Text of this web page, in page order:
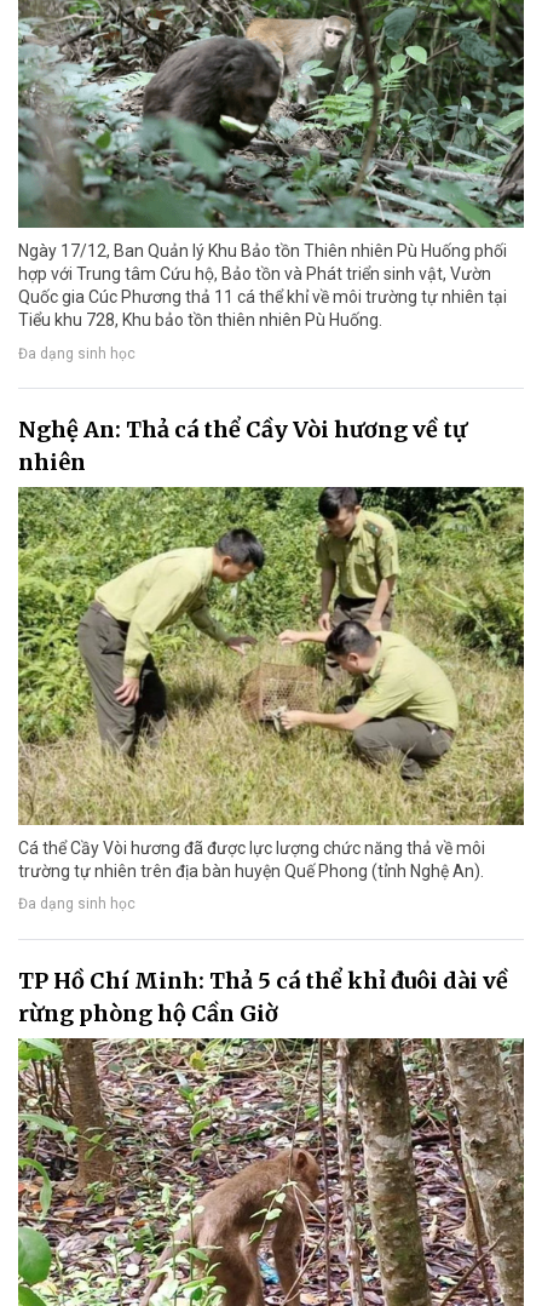
Ngày 17/12, Ban Quản lý Khu Bảo tồn Thiên nhiên Pù Huống phối
hợp với Trung tâm Cứu hộ, Bảo tồn và Phát triển sinh vật, Vườn
Quốc gia Cúc Phương thả 11 cá thể khỉ về môi trường tự nhiên tại
Tiểu khu 728, Khu bảo tồn thiên nhiên Pù Huống.
Đa dạng sinh học
Nghệ An: Thả cá thể Cầy Vòi hương về tự
nhiên
Cá thể Cầy Vòi hương đã được lực lượng chức năng thả về môi
trường tự nhiên trên địa bàn huyện Quế Phong (tỉnh Nghệ An).
Đa dạng sinh học
TP Hồ Chí Minh: Thả 5 cá thể khỉ đuôi dài về
rừng phòng hộ Cần Giờ